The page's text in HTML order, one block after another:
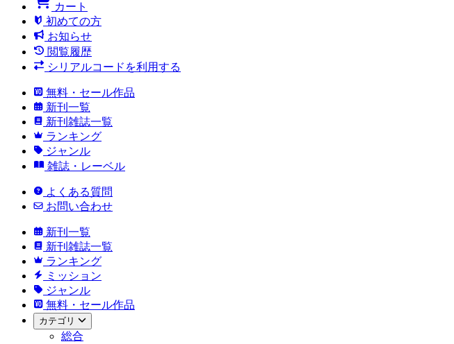
カート
初めての方
お知らせ
閲覧履歴
シリアルコードを利用する
無料・セール作品
新刊一覧
新刊雑誌一覧
ランキング
ジャンル
雑誌・レーベル
よくある質問
お問い合わせ
新刊一覧
新刊雑誌一覧
ランキング
ミッション
ジャンル
無料・セール作品
カテゴリ
総合